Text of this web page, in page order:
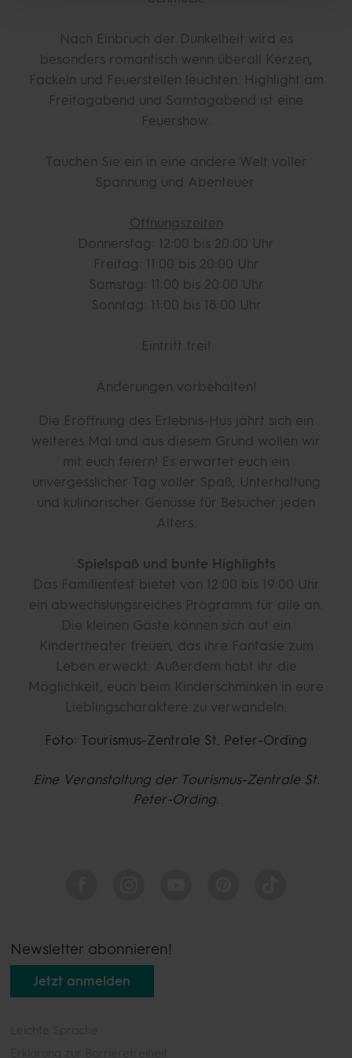
Nach Einbruch der Dunkelheit wird es
besonders romantisch wenn überall Kerzen,
Fackeln und Feuerstellen leuchten. Highlight am
Freitagabend und Samtagabend ist eine
Feuershow.
Tauchen Sie ein in eine andere Welt voller
Spannung und Abenteuer.
Öffnungszeiten
Donnerstag: 12:00 bis 20:00 Uhr
Freitag: 11:00 bis 20:00 Uhr
Samstag: 11:00 bis 20:00 Uhr
Sonntag: 11:00 bis 18:00 Uhr
Eintritt frei!
Änderungen vorbehalten!
Die Eröffnung des Erlebnis-Hus jährt sich ein
weiteres Mal und aus diesem Grund wollen wir
mit euch feiern! Es erwartet euch ein
unvergesslicher Tag voller Spaß, Unterhaltung
und kulinarischer Genüsse für Besucher jeden
Alters.
Spielspaß und bunte Highlights
Das Familienfest bietet von 12:00 bis 19:00 Uhr
ein abwechslungsreiches Programm für alle an.
Die kleinen Gäste können sich auf ein
Kindertheater freuen, das ihre Fantasie zum
Leben erweckt. Außerdem habt ihr die
Möglichkeit, euch beim Kinderschminken in eure
Lieblingscharaktere zu verwandeln.
Foto: Tourismus-Zentrale St. Peter-Ording
Eine Veranstaltung der Tourismus-Zentrale St.
Peter-Ording.
Newsletter abonnieren!
Jetzt anmelden